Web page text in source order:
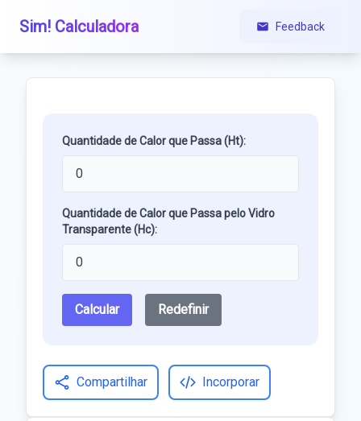
Sim! Calculadora Feedback
Quantidade de Calor que Passa (Ht):
Quantidade de Calor que Passa pelo Vidro
Transparente (Hc):
Calcular Redefinir
Compartilhar Incorporar